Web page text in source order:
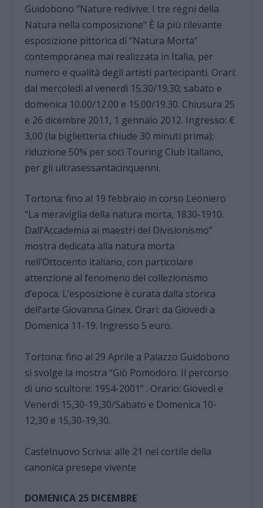
Guidobono “Nature redivive: I tre regni della
Natura nella composizione” È la più rilevante
esposizione pittorica di “Natura Morta”
contemporanea mai realizzata in Italia, per
numero e qualità degli artisti partecipanti. Orari:
dal mercoledì al venerdì 15.30/19.30; sabato e
domenica 10.00/12.00 e 15.00/19.30. Chiusura 25
e 26 dicembre 2011, 1 gennaio 2012. Ingresso: €
3,00 (la biglietteria chiude 30 minuti prima);
riduzione 50% per soci Touring Club Italiano,
per gli ultrasessantacinquenni.
Tortona: fino al 19 febbraio in corso Leoniero
“La meraviglia della natura morta, 1830-1910.
Dall’Accademia ai maestri del Divisionismo”
mostra dedicata alla natura morta
nell’Ottocento italiano, con particolare
attenzione al fenomeno del collezionismo
d’epoca. L’esposizione è curata dalla storica
dell’arte Giovanna Ginex. Orari: da Giovedì a
Domenica 11-19. Ingresso 5 euro.
Tortona: fino al 29 Aprile a Palazzo Guidobono
si svolge la mostra “Giò Pomodoro. Il percorso
di uno scultore: 1954-2001” . Orario: Giovedì e
Venerdì 15,30-19,30/Sabato e Domenica 10-
12,30 e 15,30-19,30.
Castelnuovo Scrivia: alle 21 nel cortile della
canonica presepe vivente
DOMENICA 25 DICEMBRE